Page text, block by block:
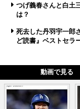
つげ義春さんと白土
は？
死去した丹羽宇一郎
ど読書』ベストセラ
動画で見る